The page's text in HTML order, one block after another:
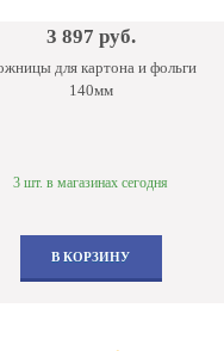
3 897 руб.
для картона и фольги
140мм
3 шт. в магазинах сегодня
В КОРЗИНУ